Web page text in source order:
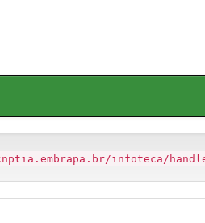
infoteca/